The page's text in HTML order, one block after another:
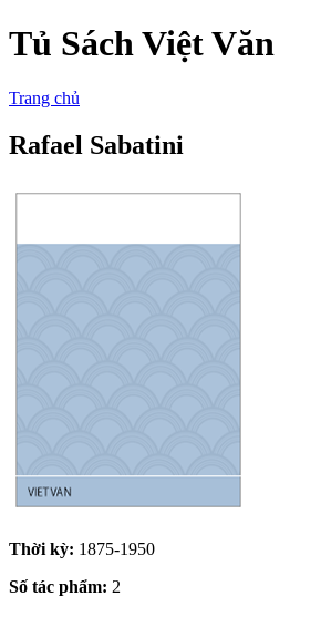
Tủ Sách Việt Văn
Trang chủ
Rafael Sabatini
Thời kỳ: 1875-1950
Số tác phẩm: 2